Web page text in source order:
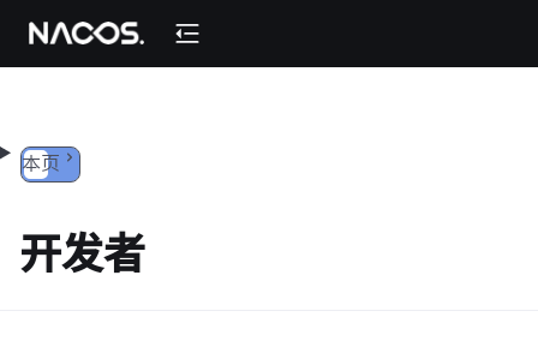
跳转到内容
本页
开发者